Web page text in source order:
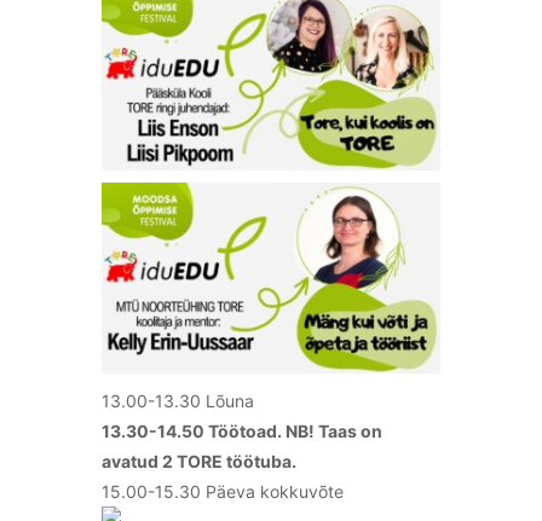
13.00-13.30 Lõuna
13.30-14.50 Töötoad. NB! Taas on
avatud 2 TORE töötuba.
15.00-15.30 Päeva kokkuvõte